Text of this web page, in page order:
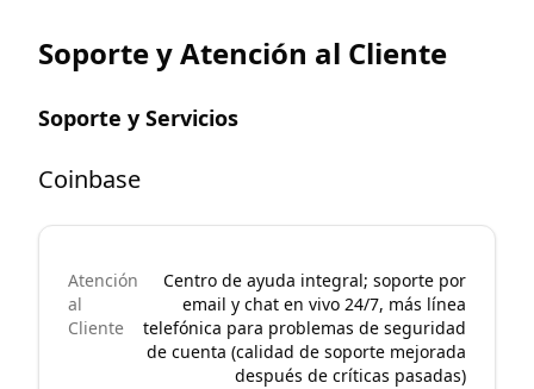
Soporte y Atención al Cliente
Soporte y Servicios
Coinbase
Atención
al
Cliente
Centro de ayuda integral; soporte por
email y chat en vivo 24/7, más línea
telefónica para problemas de seguridad
de cuenta (calidad de soporte mejorada
después de críticas pasadas)